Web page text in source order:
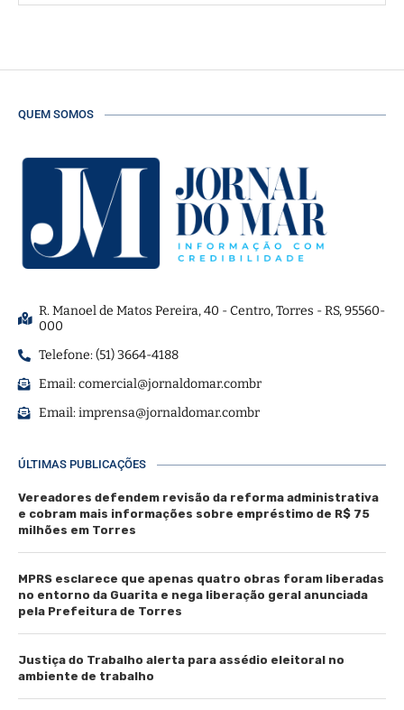
QUEM SOMOS
R. Manoel de Matos Pereira, 40 - Centro, Torres - RS, 95560-
000
Telefone: (51) 3664-4188
Email:comercial@jornaldomar.combr
Email:imprensa@jornaldomar.combr
ÚLTIMAS PUBLICAÇÕES
Vereadores defendem revisão da reforma administrativa
e cobram mais informações sobre empréstimo de R$ 75
milhões em Torres
MPRS esclarece que apenas quatro obras foram liberadas
no entorno da Guarita e nega liberação geral anunciada
pela Prefeitura de Torres
Justiça do Trabalho alerta para assédio eleitoral no
ambiente de trabalho